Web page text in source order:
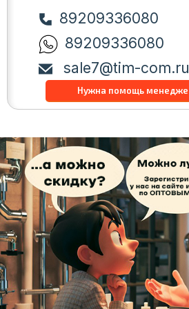
89209336080
89209336080
sale7@tim-com.ru